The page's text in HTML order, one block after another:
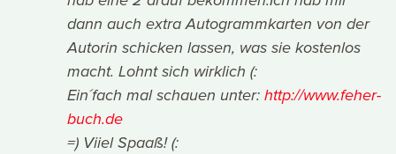
dann auch extra Autogrammkarten von der
Autorin schicken lassen, was sie kostenlos
macht. Lohnt sich wirklich (:
Ein´fach mal schauen unter: http://www.feher-
buch.de
=) Viiel Spaaß! (: